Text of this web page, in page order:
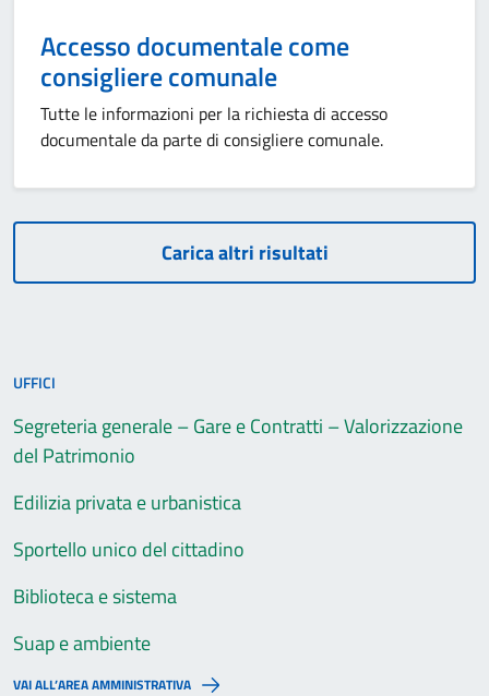
Accesso documentale come
consigliere comunale
Tutte le informazioni per la richiesta di accesso
documentale da parte di consigliere comunale.
Carica altri risultati
UFFICI
Segreteria generale – Gare e Contratti – Valorizzazione
del Patrimonio
Edilizia privata e urbanistica
Sportello unico del cittadino
Biblioteca e sistema
Suap e ambiente
VAI ALL’AREA AMMINISTRATIVA